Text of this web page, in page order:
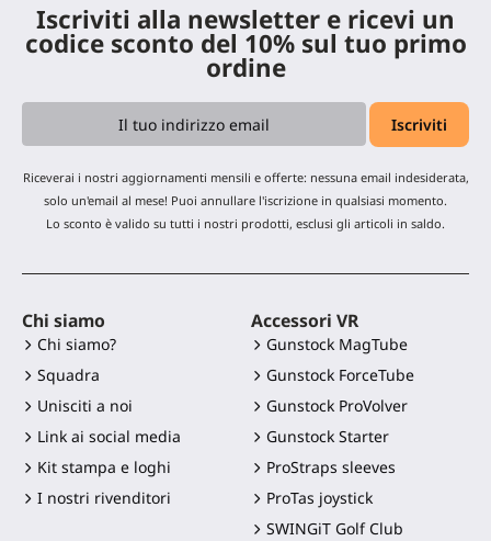
Iscriviti alla newsletter e ricevi un
codice sconto del 10% sul tuo primo
ordine
Riceverai i nostri aggiornamenti mensili e offerte: nessuna email indesiderata,
solo un'email al mese! Puoi annullare l'iscrizione in qualsiasi momento.
Lo sconto è valido su tutti i nostri prodotti, esclusi gli articoli in saldo.
Chi siamo
Chi siamo?
Squadra
Unisciti a noi
Link ai social media
Kit stampa e loghi
I nostri rivenditori
Accessori VR
Gunstock MagTube
Gunstock ForceTube
Gunstock ProVolver
Gunstock Starter
ProStraps sleeves
ProTas joystick
SWINGiT Golf Club